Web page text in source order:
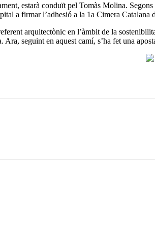
estarà conduït pel Tomàs Molina.
a firmar l’adhesió a la 1a Cimera
arquitectònic en l’àmbit de la
Ara, seguint en aquest camí, s’ha fet una